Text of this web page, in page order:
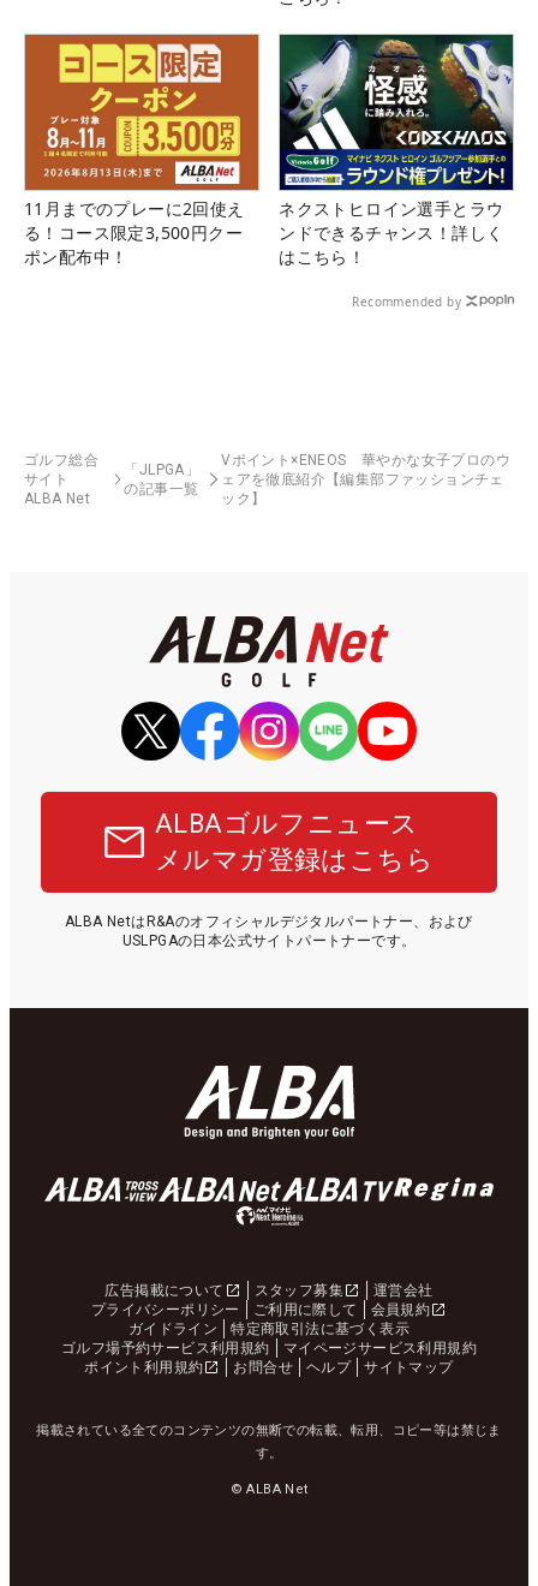
11月までのプレーに2回使え
る！コース限定3,500円クー
ポン配布中！
ネクストヒロイン選手とラウ
ンドできるチャンス！詳しく
はこちら！
Recommended by
ゴルフ総合
サイト
ALBA Net
「JLPGA」
の記事一覧
Vポイント×ENEOS 華やかな女子プロのウ
ェアを徹底紹介【編集部ファッションチェ
ック】
ALBAゴルフニュース
メルマガ登録はこちら
ALBA NetはR&Aのオフィシャルデジタルパートナー、および
USLPGAの日本公式サイトパートナーです。
広告掲載について スタッフ募集
運営会社
プライバシーポリシー
ご利用に際して
会員規約
ガイドライン
特定商取引法に基づく表示
ゴルフ場予約サービス利用規約
マイページサービス利用規約
ポイント利用規約
お問合せ ヘルプ サイトマップ
掲載されている全てのコンテンツの無断での転載、転用、コピー等は禁じま
す。
© ALBA Net